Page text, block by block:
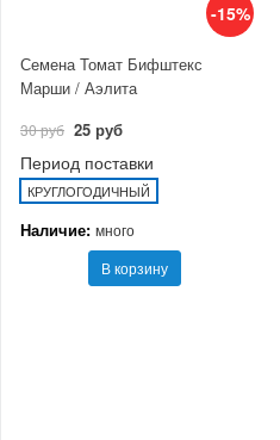
-15%
Семена Томат Бифштекс
Марши / Аэлита
30 руб 25 руб
Период поставки
КРУГЛОГОДИЧНЫЙ
Наличие: много
В корзину